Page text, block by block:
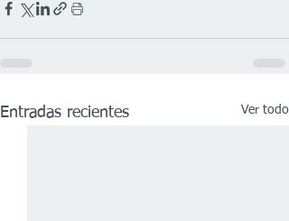
Entradas recientes Ver todo